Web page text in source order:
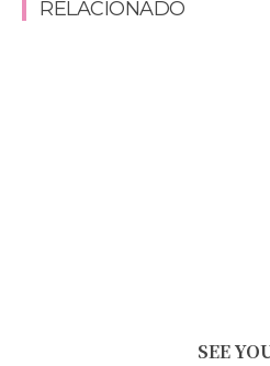
RELACIONADO
SEE